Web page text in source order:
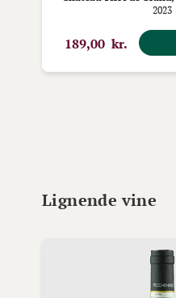
2023
189,00 kr.
Lignende vine